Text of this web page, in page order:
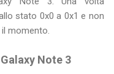
stato 0x0 a 0x1 e non
momento.
Note 3